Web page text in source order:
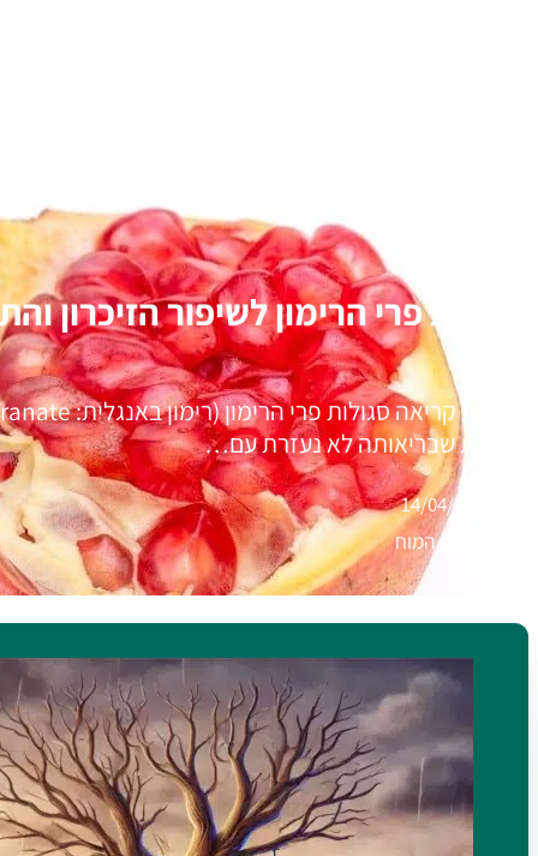
סגולות פרי הרימון לשיפור הזיכרון
מערכת שבריאותה לא נעזרת עם…
14/04/2021
בריאות המוח